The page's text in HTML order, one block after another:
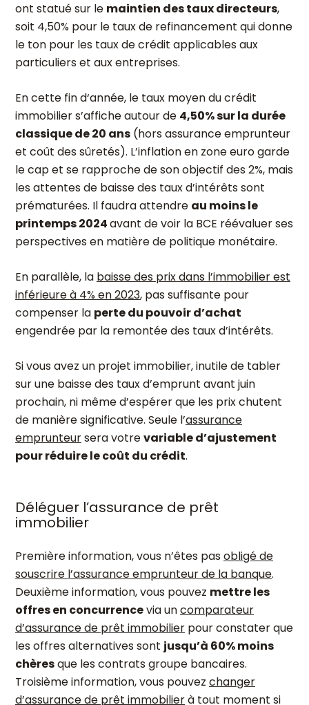
ont statué sur le maintien des taux directeurs,
soit 4,50% pour le taux de refinancement qui donne
le ton pour les taux de crédit applicables aux
particuliers et aux entreprises.
En cette fin d‘année, le taux moyen du crédit
immobilier s’affiche autour de 4,50% sur la durée
classique de 20 ans (hors assurance emprunteur
et coût des sûretés). L’inflation en zone euro garde
le cap et se rapproche de son objectif des 2%, mais
les attentes de baisse des taux d’intérêts sont
prématurées. Il faudra attendre au moins le
printemps 2024avant de voir la BCE réévaluer ses
perspectives en matière de politique monétaire.
En parallèle, la baisse des prix dans l’immobilier est
inférieure à 4% en 2023, pas suffisante pour
compenser la perte du pouvoir d’achat
engendrée par la remontée des taux d’intérêts.
Si vous avez un projet immobilier, inutile de tabler
sur une baisse des taux d’emprunt avant juin
prochain, ni même d’espérer que les prix chutent
de manière significative. Seule l’assurance
emprunteursera votrevariable d’ajustement
pour réduire le coût du crédit.
Déléguer l’assurance de prêt
immobilier
Première information, vous n’êtes pasobligé de
souscrire l’assurance emprunteur de la banque.
Deuxième information, vous pouvez mettre les
offres en concurrencevia uncomparateur
d’assurance de prêt immobilier pour constater que
les offres alternatives sont jusqu’à 60% moins
chèresque les contrats groupe bancaires.
Troisième information, vous pouvez changer
d’assurance de prêt immobilierà tout moment si